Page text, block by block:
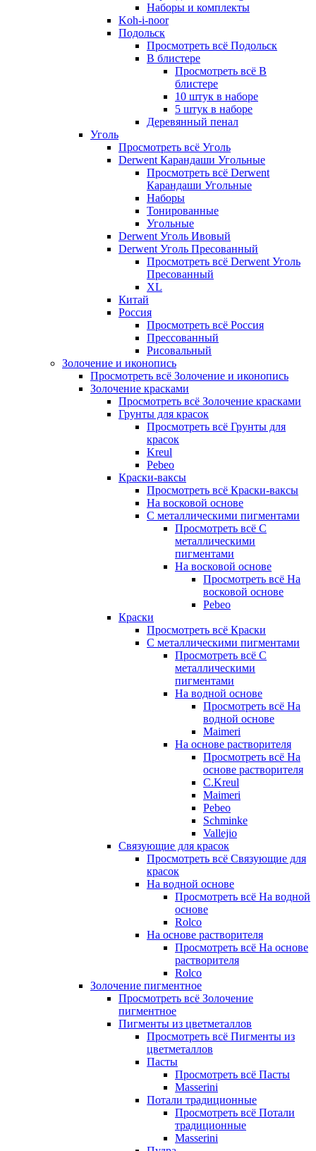
Наборы и комплекты
Koh-i-noor
Подольск
Просмотреть всё Подольск
В блистере
Просмотреть всё В
блистере
10 штук в наборе
5 штук в наборе
Деревянный пенал
Уголь
Просмотреть всё Уголь
Derwent Карандаши Угольные
Просмотреть всё Derwent
Карандаши Угольные
Наборы
Тонированные
Угольные
Derwent Уголь Ивовый
Derwent Уголь Пресованный
Просмотреть всё Derwent Уголь
Пресованный
XL
Китай
Россия
Просмотреть всё Россия
Прессованный
Рисовальный
Золочение и иконопись
Просмотреть всё Золочение и иконопись
Золочение красками
Просмотреть всё Золочение красками
Грунты для красок
Просмотреть всё Грунты для
красок
Kreul
Pebeo
Краски-ваксы
Просмотреть всё Краски-ваксы
На восковой основе
С металлическими пигментами
Просмотреть всё С
металлическими
пигментами
На восковой основе
Просмотреть всё На
восковой основе
Pebeo
Краски
Просмотреть всё Краски
С металлическими пигментами
Просмотреть всё С
металлическими
пигментами
На водной основе
Просмотреть всё На
водной основе
Maimeri
На основе растворителя
Просмотреть всё На
основе растворителя
C.Kreul
Maimeri
Pebeo
Schminke
Vallejio
Связующие для красок
Просмотреть всё Связующие для
красок
На водной основе
Просмотреть всё На водной
основе
Rolco
На основе растворителя
Просмотреть всё На основе
растворителя
Rolco
Золочение пигментное
Просмотреть всё Золочение
пигментное
Пигменты из цветметаллов
Просмотреть всё Пигменты из
цветметаллов
Пасты
Просмотреть всё Пасты
Masserini
Потали традиционные
Просмотреть всё Потали
традиционные
Masserini